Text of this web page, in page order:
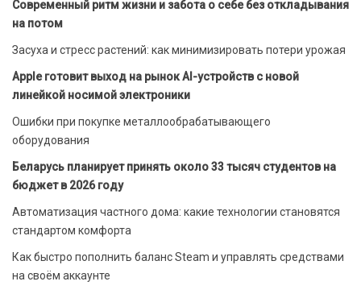
Современный ритм жизни и забота о себе без откладывания
на потом
Засуха и стресс растений: как минимизировать потери урожая
Apple готовит выход на рынок AI-устройств с новой
линейкой носимой электроники
Ошибки при покупке металлообрабатывающего
оборудования
Беларусь планирует принять около 33 тысяч студентов на
бюджет в 2026 году
Автоматизация частного дома: какие технологии становятся
стандартом комфорта
Как быстро пополнить баланс Steam и управлять средствами
на своём аккаунте